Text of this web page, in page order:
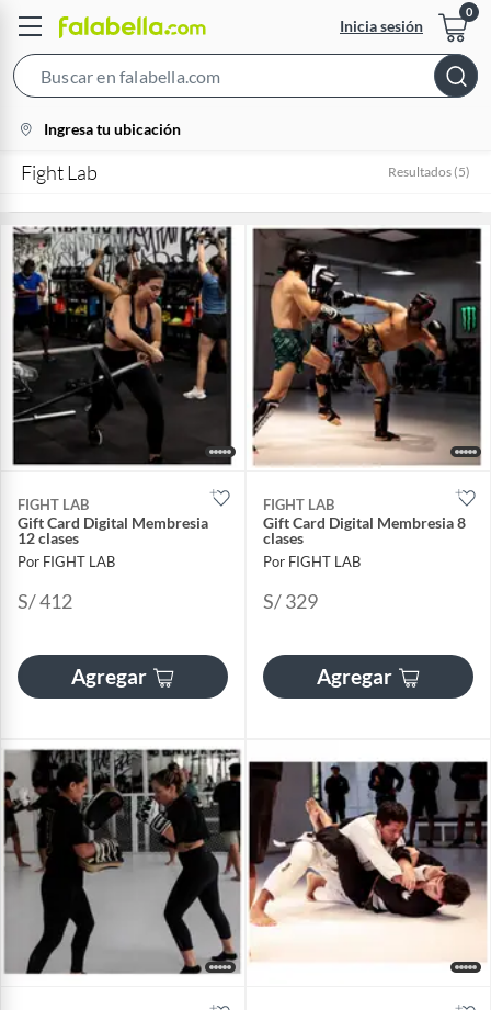
Inicia sesión
Bar
location-
icon
Ingresa tu ubicación
Fight Lab Resultados (5)
FIGHT LAB
Gift Card Digital Membresia
12 clases
Por FIGHT LAB
S/ 412
Agregar
FIGHT LAB
Gift Card Digital Membresia 8
clases
Por FIGHT LAB
S/ 329
Agregar